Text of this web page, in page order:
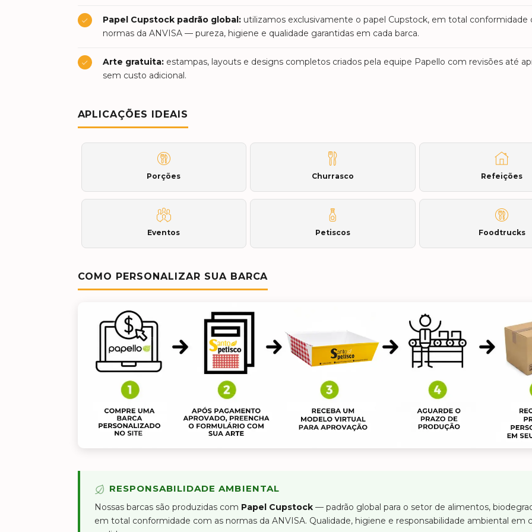
Papel Cupstock padrão global:utilizamos exclusivamente o papel Cupstock, em total conformidade
normas da ANVISA — pureza, higiene e qualidade garantidas em cada barca.
Arte gratuita:estampas, layouts e designs completos criados pela equipe Papello com revisões até
sem custo adicional.
APLICAÇÕES IDEAIS
Porções Churrasco Refeições
Eventos Petiscos Foodtrucks
COMO PERSONALIZAR SUA BARCA
RESPONSABILIDADE AMBIENTAL
Nossas barcas são produzidas com Papel Cupstock— padrão global para o setor de alimentos,
em total conformidade com as normas da ANVISA. Qualidade, higiene e responsabilidade ambiental em